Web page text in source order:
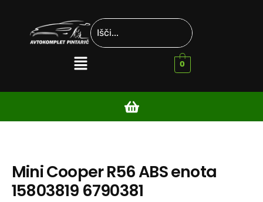
0
Mini Cooper R56 ABS enota
15803819 6790381